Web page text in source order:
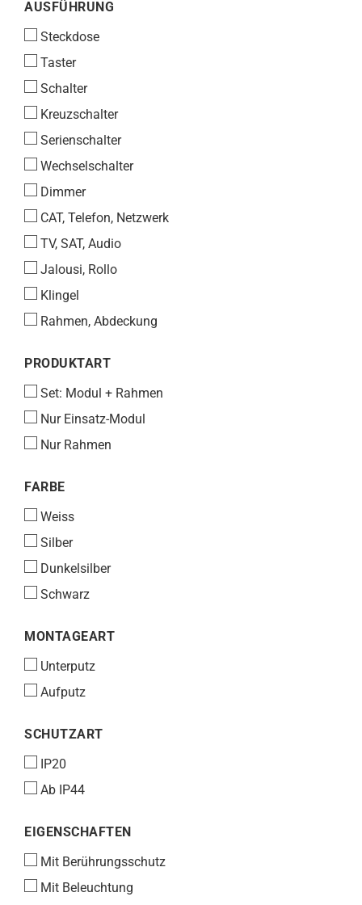
AUSFÜHRUNG
AUSFÜHRUNG
Steckdose
Taster
Schalter
Kreuzschalter
Serienschalter
Wechselschalter
Dimmer
CAT, Telefon, Netzwerk
TV, SAT, Audio
Jalousi, Rollo
Klingel
Rahmen, Abdeckung
PRODUKTART
PRODUKTART
Set: Modul + Rahmen
Nur Einsatz-Modul
Nur Rahmen
FARBE
FARBE
Weiss
Silber
Dunkelsilber
Schwarz
MONTAGEART
MONTAGEART
Unterputz
Aufputz
SCHUTZART
SCHUTZART
IP20
Ab IP44
EIGENSCHAFTEN
EIGENSCHAFTEN
Mit Berührungsschutz
Mit Beleuchtung